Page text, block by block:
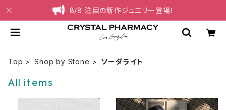
8/8 注目の新作ジュエリー登場！
Top Shop by Stone ソーダライト
All items